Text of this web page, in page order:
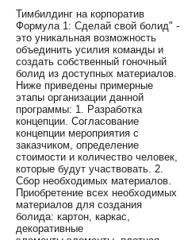
Тимбилдинг на корпоратив
Формула 1: Сделай свой болид" -
это уникальная возможность
объединить усилия команды и
создать собственный гоночный
болид из доступных материалов.
Ниже приведены примерные
этапы организации данной
программы: 1. Разработка
концепции. Согласование
концепции мероприятия с
заказчиком, определение
стоимости и количество человек,
которые будут участвовать. 2.
Сбор необходимых материалов.
Приобретение всех необходимых
материалов для создания
болида: картон, каркас,
декоративные